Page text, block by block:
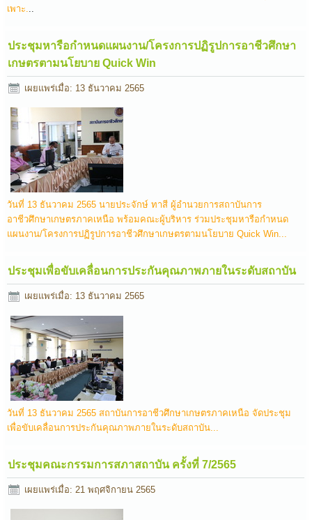
เพาะ.
ประชุมหารือกำหนดแผนงาน/โครงการปฏิรูปการอาชีวศึกษา
เกษตรตามนโยบาย Quick Win
เผยแพร่เมื่อ: 13 ธันวาคม 2565
วันที่ 13 ธันวาคม 2565 นายประจักษ์ ทาสี ผู้อำนวยการสถาบันการ
อาชีวศึกษาเกษตรภาคเหนือ พร้อมคณะผู้บริหาร ร่วมประชุมหารือกำหนด
แผนงาน/โครงการปฏิรูปการอาชีวศึกษาเกษตรตามนโยบาย Quick Win...
ประชุมเพื่อขับเคลื่อนการประกันคุณภาพภายในระดับสถาบัน
เผยแพร่เมื่อ: 13 ธันวาคม 2565
วันที่ 13 ธันวาคม 2565 สถาบันการอาชีวศึกษาเกษตรภาคเหนือ จัดประชุม
เพื่อขับเคลื่อนการประกันคุณภาพภายในระดับสถาบัน...
ประชุมคณะกรรมการสภาสถาบัน ครั้งที่ 7/2565
เผยแพร่เมื่อ: 21 พฤศจิกายน 2565